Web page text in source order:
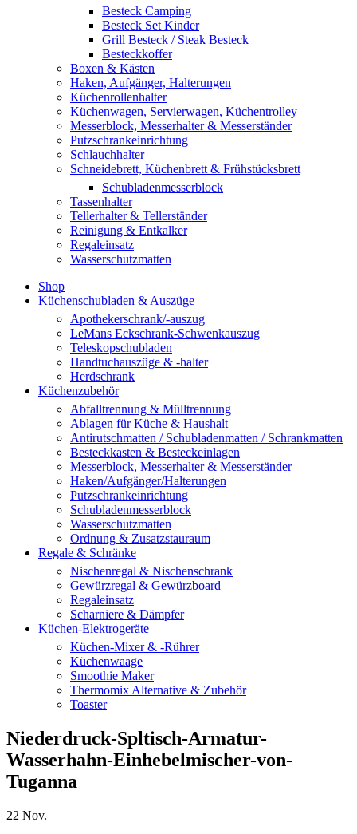
Besteck Camping
Besteck Set Kinder
Grill Besteck / Steak Besteck
Besteckkoffer
Boxen & Kästen
Haken, Aufgänger, Halterungen
Küchenrollenhalter
Küchenwagen, Servierwagen, Küchentrolley
Messerblock, Messerhalter & Messerständer
Putzschrankeinrichtung
Schlauchhalter
Schneidebrett, Küchenbrett & Frühstücksbrett
Schubladenmesserblock
Tassenhalter
Tellerhalter & Tellerständer
Reinigung & Entkalker
Regaleinsatz
Wasserschutzmatten
Shop
Küchenschubladen & Auszüge
Apothekerschrank/-auszug
LeMans Eckschrank-Schwenkauszug
Teleskopschubladen
Handtuchauszüge & -halter
Herdschrank
Küchenzubehör
Abfalltrennung & Mülltrennung
Ablagen für Küche & Haushalt
Antirutschmatten / Schubladenmatten / Schrankmatten
Besteckkasten & Besteckeinlagen
Messerblock, Messerhalter & Messerständer
Haken/Aufgänger/Halterungen
Putzschrankeinrichtung
Schubladenmesserblock
Wasserschutzmatten
Ordnung & Zusatzstauraum
Regale & Schränke
Nischenregal & Nischenschrank
Gewürzregal & Gewürzboard
Regaleinsatz
Scharniere & Dämpfer
Küchen-Elektrogeräte
Küchen-Mixer & -Rührer
Küchenwaage
Smoothie Maker
Thermomix Alternative & Zubehör
Toaster
Niederdruck-Spltisch-Armatur-
Wasserhahn-Einhebelmischer-von-
Tuganna
22 Nov.